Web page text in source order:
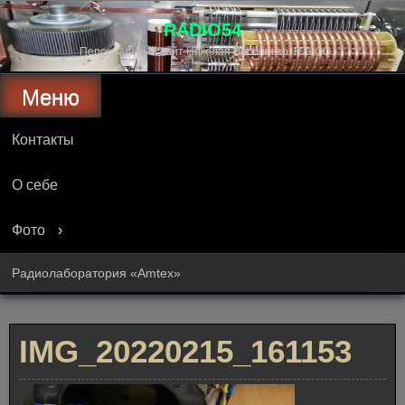
Перейти
к
содержимому
RADIO54
Персональный сайт Николая Василенко, RZ9OQ
Меню
Контакты
О себе
Фото
Радиолаборатория «Amtex»
IMG_20220215_161153